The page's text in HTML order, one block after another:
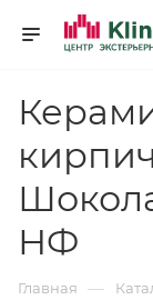
НФ
Главная —